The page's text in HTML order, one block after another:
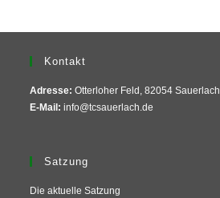
Kontakt
Adresse:Otterloher Feld, 82054 Sauerlach
E-Mail:info@tcsauerlach.de
Satzung
Die aktuelle Satzung